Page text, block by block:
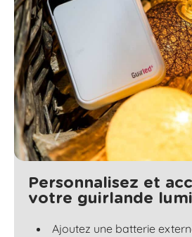
Personnalisez et
votre guirlande
Ajoutez une batterie